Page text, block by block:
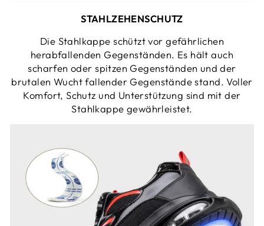
STAHLZEHENSCHUTZ
Die Stahlkappe schützt vor gefährlichen
herabfallenden Gegenständen. Es hält auch
scharfen oder spitzen Gegenständen und der
brutalen Wucht fallender Gegenstände stand. Voller
Komfort, Schutz und Unterstützung sind mit der
Stahlkappe gewährleistet.